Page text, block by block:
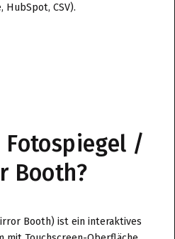
HubSpot, CSV).
Fotospiegel /
Booth?
Booth) ist ein interaktives